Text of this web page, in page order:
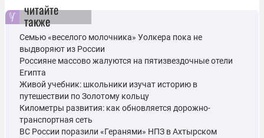
читайте
также
Семью «веселого молочника» Уолкера пока не
выдворяют из России
Россияне массово жалуются на пятизвездочные отели
Египта
Живой учебник: школьники изучат историю в
путешествии по Золотому кольцу
Километры развития: как обновляется дорожно-
транспортная сеть
ВС России поразили «Геранями» НПЗ в Ахтырском